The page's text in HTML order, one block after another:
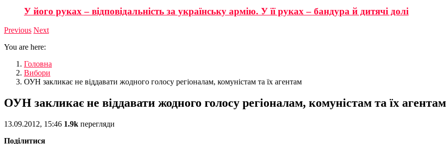
У його руках – відповідальність за українську армію. У її руках – бандура й дитячі долі
Previous Next
You are here:
Головна
Вибори
ОУН закликає не віддавати жодного голосу регіоналам, комуністам та їх агентам
ОУН закликає не віддавати жодного голосу регіоналам, комуністам та їх агентам
13.09.2012, 15:46 1.9k перегляди
Поділитися